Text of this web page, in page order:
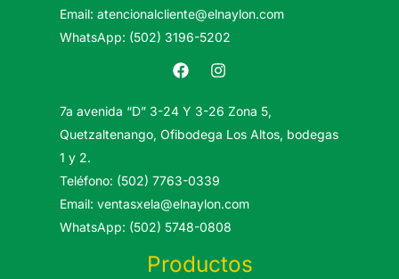
Email: atencionalcliente@elnaylon.com
WhatsApp: (502) 3196-5202
7a avenida “D” 3-24 Y 3-26 Zona 5,
Quetzaltenango, Ofibodega Los Altos, bodegas
1 y 2.
Teléfono: (502) 7763-0339
Email: ventasxela@elnaylon.com
WhatsApp: (502) 5748-0808
Productos